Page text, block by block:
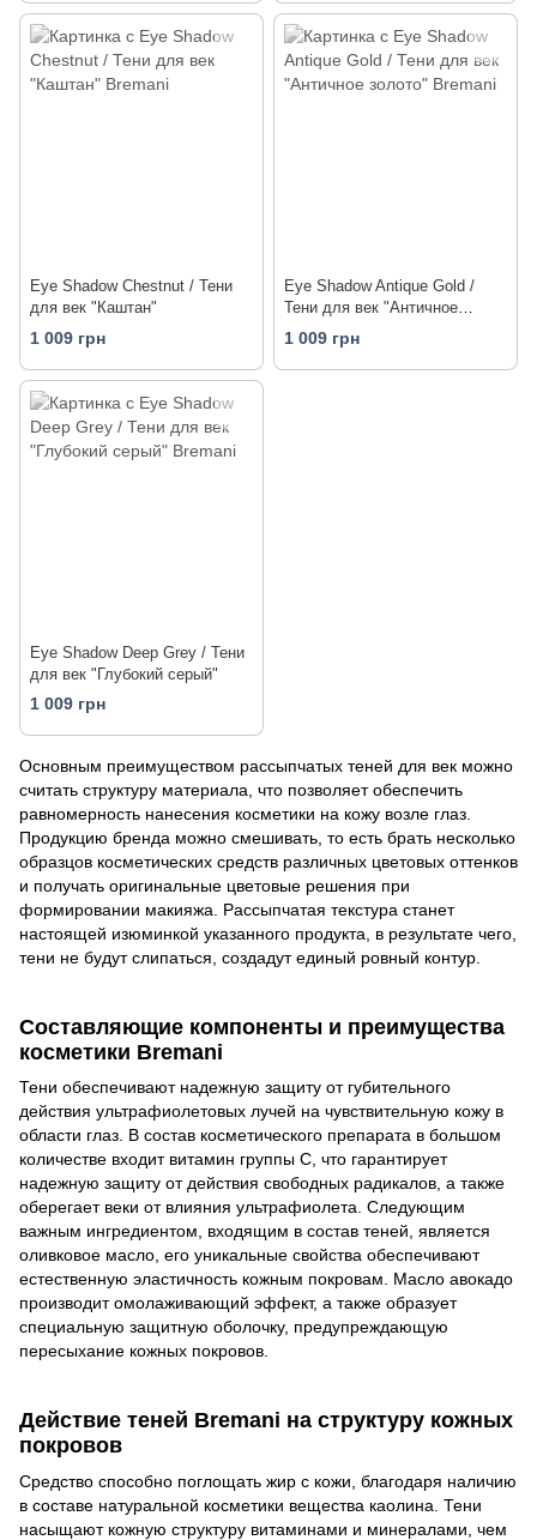
Eye Shadow Chestnut / Тени
для век "Каштан"
1 009 грн
Eye Shadow Antique Gold /
Тени для век "Античное
золото"
1 009 грн
Eye Shadow Deep Grey / Тени
для век "Глубокий серый"
1 009 грн
Основным преимуществом рассыпчатых теней для век можно
считать структуру материала, что позволяет обеспечить
равномерность нанесения косметики на кожу возле глаз.
Продукцию бренда можно смешивать, то есть брать несколько
образцов косметических средств различных цветовых оттенков
и получать оригинальные цветовые решения при
формировании макияжа. Рассыпчатая текстура станет
настоящей изюминкой указанного продукта, в результате чего,
тени не будут слипаться, создадут единый ровный контур.
Составляющие компоненты и преимущества
косметики Bremani
Тени обеспечивают надежную защиту от губительного
действия ультрафиолетовых лучей на чувствительную кожу в
области глаз. В состав косметического препарата в большом
количестве входит витамин группы С, что гарантирует
надежную защиту от действия свободных радикалов, а также
оберегает веки от влияния ультрафиолета. Следующим
важным ингредиентом, входящим в состав теней, является
оливковое масло, его уникальные свойства обеспечивают
естественную эластичность кожным покровам. Масло авокадо
производит омолаживающий эффект, а также образует
специальную защитную оболочку, предупреждающую
пересыхание кожных покровов.
Действие теней Bremani на структуру кожных
покровов
Средство способно поглощать жир с кожи, благодаря наличию
в составе натуральной косметики вещества каолина. Тени
насыщают кожную структуру витаминами и минералами, чем